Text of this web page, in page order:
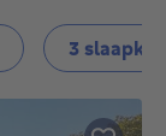
3